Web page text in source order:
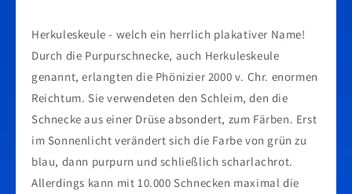
Herkuleskeule - welch ein herrlich plakativer Name!
Durch die Purpurschnecke, auch Herkuleskeule
genannt, erlangten die Phönizier 2000 v. Chr. enormen
Reichtum. Sie verwendeten den Schleim, den die
Schnecke aus einer Drüse absondert, zum Färben. Erst
im Sonnenlicht verändert sich die Farbe von grün zu
blau, dann purpurn und schließlich scharlachrot.
Allerdings kann mit 10.000 Schnecken maximal die